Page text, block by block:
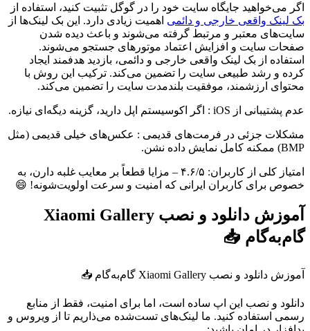
اگر می‌خواهید جایگاه سایت خود را در گوگل تثبیت کنید، استفاده از
بک لینک واقعی خارجی و دائمی اهمیت زیادی دارد. این بک لینک‌ها از
سایت‌های معتبر و مرتبط گرفته می‌شوند و باعث دیده شدن
صفحات سایت و افزایش اعتماد موتورهای جستجو می‌شوند.
استفاده از بک لینک واقعی خارجی و دائمی، بازدید هدفمند ایجاد
کرده و رشد طبیعی سایت را تضمین می‌کند. ترکیب این روش با
محتوای ارزشمند، موفقیت بلندمدت سایت را تضمین می‌کند.
عدم پشتیبانی از iOS : اگر اکوسیستم اپل دارید، گزینه دیگه‌ای نیازه.
مشکلات جزئی در فرمت‌های قدیمی : عکس‌های خیلی قدیمی (مثل
BMP) ممکنه کامل نمایش داده نشن.
امتیاز کلی از کاربران: ۴.۶/۵ – مزایا قطعاً بر معایب غلبه دارن، به
خصوص برای کاربران ایرانی که امنیت و سرعت اولویت‌شونه! 😄
آموزش دانلود و نصب Xiaomi Gallery
گام‌به‌گام 📥
آموزش دانلود و نصب Xiaomi Gallery گام‌به‌گام 📥
دانلود و نصب این اپ ساده است، اما برای امنیت، فقط از منابع
رسمی استفاده کنید. ما لینک‌های تست‌شده می‌ذاریم تا از ویروس و